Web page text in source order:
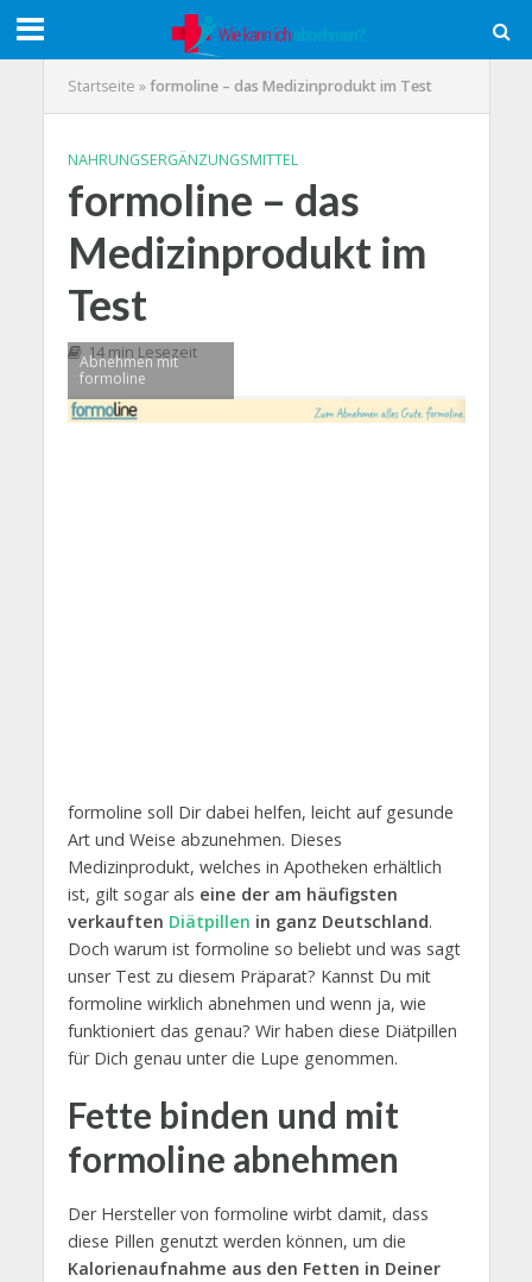
Startseite »formoline – das Medizinprodukt im Test
NAHRUNGSERGÄNZUNGSMITTEL
formoline – das
Medizinprodukt im
Test
14 min Lesezeit
Abnehmen mit
formoline
formoline soll Dir dabei helfen, leicht auf gesunde
Art und Weise abzunehmen. Dieses
Medizinprodukt, welches in Apotheken erhältlich
ist, gilt sogar als eine der am häufigsten
verkauften Diätpillen in ganz Deutschland.
Doch warum ist formoline so beliebt und was sagt
unser Test zu diesem Präparat? Kannst Du mit
formoline wirklich abnehmen und wenn ja, wie
funktioniert das genau? Wir haben diese Diätpillen
für Dich genau unter die Lupe genommen.
Fette binden und mit
formoline abnehmen
Der Hersteller von formoline wirbt damit, dass
diese Pillen genutzt werden können, um die
Kalorienaufnahme aus den Fetten in Deiner